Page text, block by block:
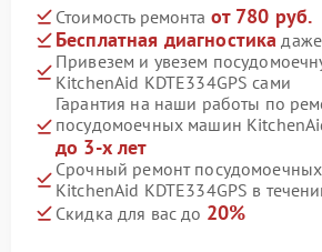
Стоимость ремонта от 780 руб.
Бесплатная диагностика
Привезем и увезем
KitchenAid KDTE334GPS сами
Гарантия на наши работы по
посудомоечных машин
до 3-х лет
Срочный ремонт
KitchenAid KDTE334GPS в
Скидка для вас до 20%